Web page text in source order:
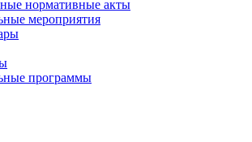
нормативные акты
мероприятия
программы